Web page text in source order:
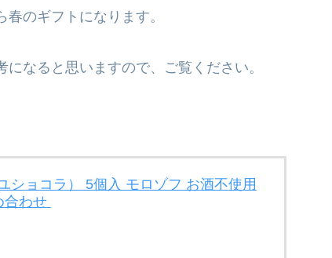
のギフトになります。
なると思いますので、ご覧ください。
ショコラ） 5個入 モロゾフ お酒不使用
合わせ